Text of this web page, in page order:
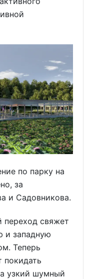
по парку на
за
и Садовникова.
переход свяжет
и западную
Теперь
узкий шумный